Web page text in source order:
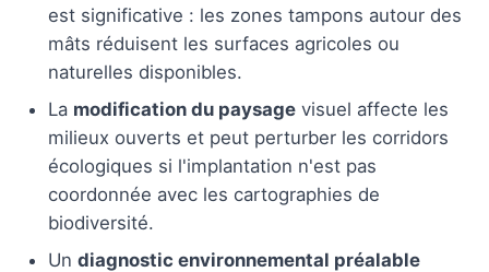
est significative : les zones tampons autour des
mâts réduisent les surfaces agricoles ou
naturelles disponibles.
La modification du paysage visuel affecte les
milieux ouverts et peut perturber les corridors
écologiques si l'implantation n'est pas
coordonnée avec les cartographies de
biodiversité.
Un diagnostic environnemental préalable